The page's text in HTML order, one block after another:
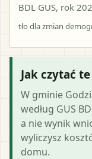
BDL GUS, rok
tło dla zmian
Jak czytać
W gminie
według GUS
a nie wynik
wyliczysz
domu.